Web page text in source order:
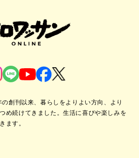
の創刊以来、暮らしをよりよい方向、より
め続けてきました。生活に喜びや楽しみを
ます。